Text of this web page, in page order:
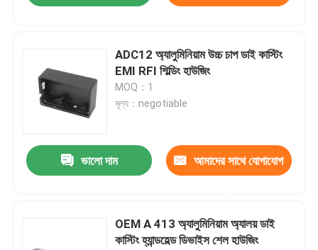
ADC12 অ্যালুমিনিয়াম উচ্চ চাপ ডাই কাস্টিং
EMI RFI শিল্ডিং হাউজিং
MOQ：1
মূল্য：negotiable
ভালো দাম আমাদের সাথে যোগাযোগ
OEM A 413 অ্যালুমিনিয়াম অ্যালয় ডাই
কাস্টিং হ্যান্ডহেল্ড ডিভাইস শেল হাউজিং